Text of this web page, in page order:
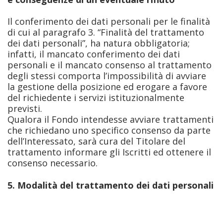
Il conferimento dei dati personali per le finalità
di cui al paragrafo 3. “Finalità del trattamento
dei dati personali”, ha natura obbligatoria;
infatti, il mancato conferimento dei dati
personali e il mancato consenso al trattamento
degli stessi comporta l’impossibilità di avviare
la gestione della posizione ed erogare a favore
del richiedente i servizi istituzionalmente
previsti.
Qualora il Fondo intendesse avviare trattamenti
che richiedano uno specifico consenso da parte
dell’Interessato, sarà cura del Titolare del
trattamento informare gli Iscritti ed ottenere il
consenso necessario.
5. Modalità del trattamento dei dati personali